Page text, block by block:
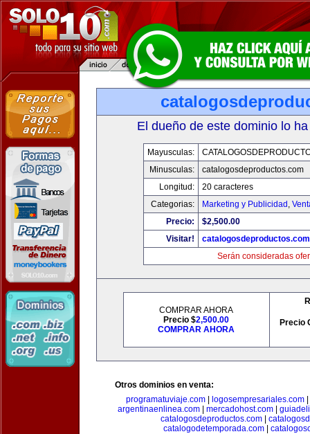
El dueño de este dominio lo
Mayusculas:
Minusculas:
catalogosdeproductos.com
Longitud:
20 caracteres
Categorias:
Marketing y Publicidad ,
Precio:
$2,500.00
Visitar!
catalogosdeproductos.com
Serán consideradas
COMPRAR AHORA
Precio $2,500.00
COMPRAR AHORA
Precio
Otros dominios en venta:
programatuviaje.com| logosempresariales.com|
argentinaenlinea.com| mercadohost.com|
catalogosdeproductos.com
catalogodetemporada.com